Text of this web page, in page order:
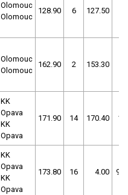
Olomouc
Olomouc
128.90 6 127.50
Olomouc
Olomouc
162.90 2 153.30
KK
Opava
KK
Opava
171.90 14 170.40 14
KK
Opava
KK
Opava
173.80 16 4.00 999